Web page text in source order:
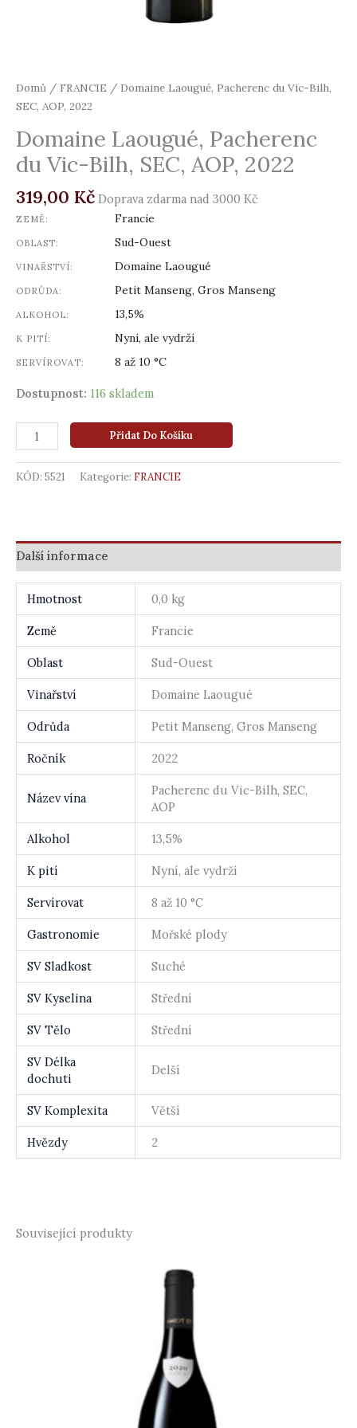
Domů / FRANCIE / Domaine Laougué, Pacherenc du Vic-Bilh,
SEC, AOP, 2022
Domaine Laougué, Pacherenc
du Vic-Bilh, SEC, AOP, 2022
319,00 Kč Doprava zdarma nad 3000 Kč
ZEMĚ: Francie
OBLAST: Sud-Ouest
VINAŘSTVÍ: Domaine Laougué
ODRŮDA: Petit Manseng, Gros Manseng
ALKOHOL: 13,5%
K PITÍ: Nyní, ale vydrží
SERVÍROVAT: 8 až 10 °C
Dostupnost: 116 skladem
Přidat Do Košíku
KÓD: 5521 Kategorie: FRANCIE
Další informace
Hmotnost 0,0 kg
Země Francie
Oblast Sud-Ouest
Vinařství Domaine Laougué
Odrůda Petit Manseng, Gros Manseng
Ročník 2022
Název vína
Pacherenc du Vic-Bilh, SEC,
AOP
Alkohol 13,5%
K pití Nyní, ale vydrží
Servírovat 8 až 10 °C
Gastronomie Mořské plody
SV Sladkost Suché
SV Kyselina Střední
SV Tělo Střední
SV Délka
dochuti
Delší
SV Komplexita Větší
Hvězdy 2
Související produkty